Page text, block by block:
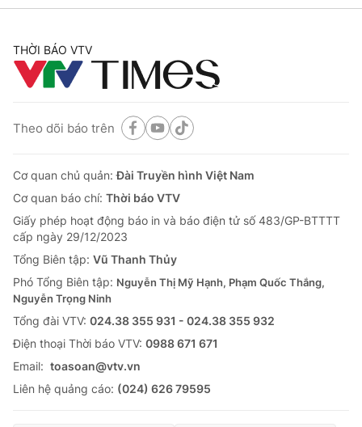
THỜI BÁO VTV
Theo dõi báo trên
Cơ quan chủ quản:Đài Truyền hình Việt Nam
Cơ quan báo chí: Thời báo VTV
Giấy phép hoạt động báo in và báo điện tử số 483/GP-BTTTT
cấp ngày 29/12/2023
Tổng Biên tập: Vũ Thanh Thủy
Phó Tổng Biên tập: Nguyễn Thị Mỹ Hạnh, Phạm Quốc Thắng,
Nguyễn Trọng Ninh
Tổng đài VTV: 024.38 355 931 - 024.38 355 932
Ðiện thoại Thời báo VTV: 0988 671 671
Email: toasoan@vtv.vn
Liên hệ quảng cáo: (024) 626 79595